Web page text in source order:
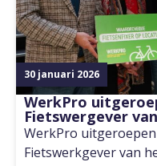
30 januari 2026
WerkPro
Fietswergever
WerkPro
Fietswerkgever van